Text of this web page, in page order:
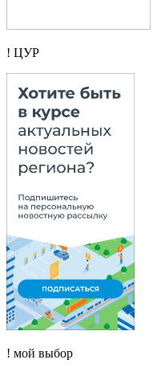
! ЦУР
! мой выбор